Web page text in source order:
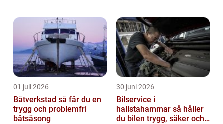
01 juli 2026
Båtverkstad så får du en
trygg och problemfri
båtsäsong
30 juni 2026
Bilservice i
hallstahammar så håller
du bilen trygg, säker och